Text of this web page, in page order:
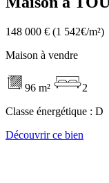
148 000 € (1 542€/m²)
Maison à vendre
96 m²
2
Classe énergétique : D
Découvrir ce bien